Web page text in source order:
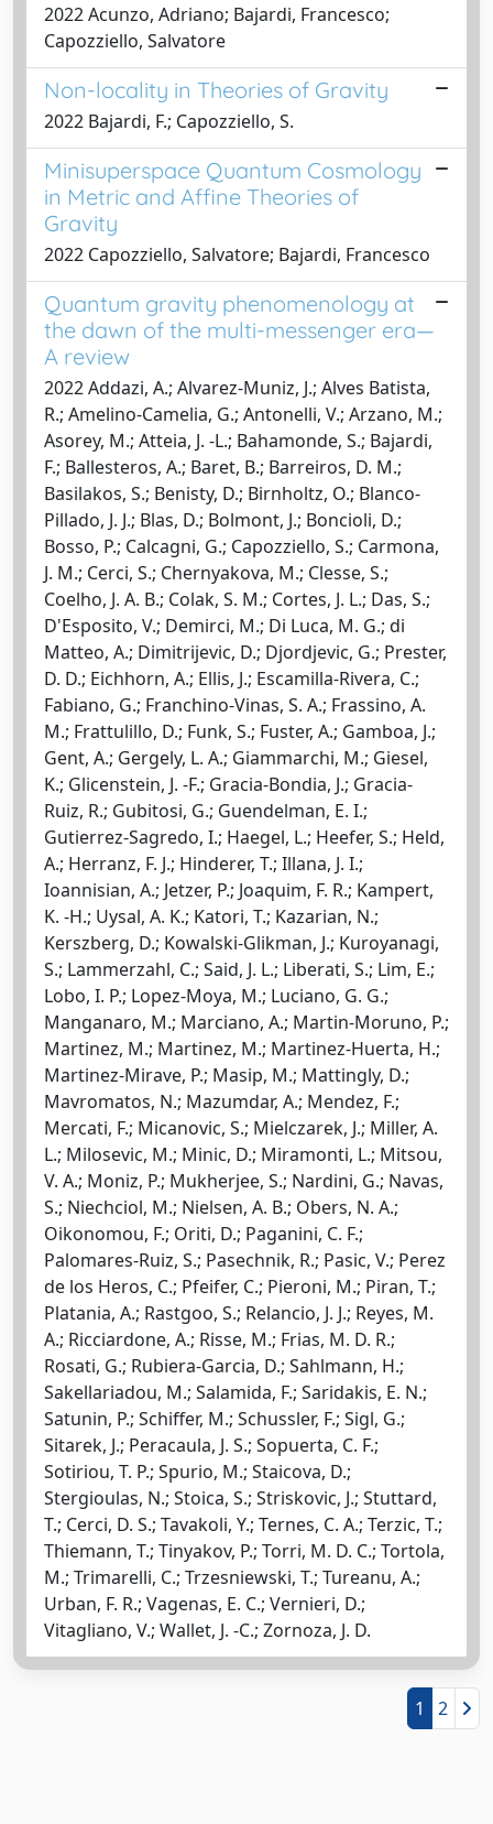
2022 Acunzo, Adriano; Bajardi, Francesco;
Capozziello, Salvatore
Non-locality in Theories of Gravity
2022 Bajardi, F.; Capozziello, S.
Minisuperspace Quantum Cosmology
in Metric and Affine Theories of
Gravity
2022 Capozziello, Salvatore; Bajardi, Francesco
Quantum gravity phenomenology at
the dawn of the multi-messenger era—
A review
2022 Addazi, A.; Alvarez-Muniz, J.; Alves Batista,
R.; Amelino-Camelia, G.; Antonelli, V.; Arzano, M.;
Asorey, M.; Atteia, J. -L.; Bahamonde, S.; Bajardi,
F.; Ballesteros, A.; Baret, B.; Barreiros, D. M.;
Basilakos, S.; Benisty, D.; Birnholtz, O.; Blanco-
Pillado, J. J.; Blas, D.; Bolmont, J.; Boncioli, D.;
Bosso, P.; Calcagni, G.; Capozziello, S.; Carmona,
J. M.; Cerci, S.; Chernyakova, M.; Clesse, S.;
Coelho, J. A. B.; Colak, S. M.; Cortes, J. L.; Das, S.;
D'Esposito, V.; Demirci, M.; Di Luca, M. G.; di
Matteo, A.; Dimitrijevic, D.; Djordjevic, G.; Prester,
D. D.; Eichhorn, A.; Ellis, J.; Escamilla-Rivera, C.;
Fabiano, G.; Franchino-Vinas, S. A.; Frassino, A.
M.; Frattulillo, D.; Funk, S.; Fuster, A.; Gamboa, J.;
Gent, A.; Gergely, L. A.; Giammarchi, M.; Giesel,
K.; Glicenstein, J. -F.; Gracia-Bondia, J.; Gracia-
Ruiz, R.; Gubitosi, G.; Guendelman, E. I.;
Gutierrez-Sagredo, I.; Haegel, L.; Heefer, S.; Held,
A.; Herranz, F. J.; Hinderer, T.; Illana, J. I.;
Ioannisian, A.; Jetzer, P.; Joaquim, F. R.; Kampert,
K. -H.; Uysal, A. K.; Katori, T.; Kazarian, N.;
Kerszberg, D.; Kowalski-Glikman, J.; Kuroyanagi,
S.; Lammerzahl, C.; Said, J. L.; Liberati, S.; Lim, E.;
Lobo, I. P.; Lopez-Moya, M.; Luciano, G. G.;
Manganaro, M.; Marciano, A.; Martin-Moruno, P.;
Martinez, M.; Martinez, M.; Martinez-Huerta, H.;
Martinez-Mirave, P.; Masip, M.; Mattingly, D.;
Mavromatos, N.; Mazumdar, A.; Mendez, F.;
Mercati, F.; Micanovic, S.; Mielczarek, J.; Miller, A.
L.; Milosevic, M.; Minic, D.; Miramonti, L.; Mitsou,
V. A.; Moniz, P.; Mukherjee, S.; Nardini, G.; Navas,
S.; Niechciol, M.; Nielsen, A. B.; Obers, N. A.;
Oikonomou, F.; Oriti, D.; Paganini, C. F.;
Palomares-Ruiz, S.; Pasechnik, R.; Pasic, V.; Perez
de los Heros, C.; Pfeifer, C.; Pieroni, M.; Piran, T.;
Platania, A.; Rastgoo, S.; Relancio, J. J.; Reyes, M.
A.; Ricciardone, A.; Risse, M.; Frias, M. D. R.;
Rosati, G.; Rubiera-Garcia, D.; Sahlmann, H.;
Sakellariadou, M.; Salamida, F.; Saridakis, E. N.;
Satunin, P.; Schiffer, M.; Schussler, F.; Sigl, G.;
Sitarek, J.; Peracaula, J. S.; Sopuerta, C. F.;
Sotiriou, T. P.; Spurio, M.; Staicova, D.;
Stergioulas, N.; Stoica, S.; Striskovic, J.; Stuttard,
T.; Cerci, D. S.; Tavakoli, Y.; Ternes, C. A.; Terzic, T.;
Thiemann, T.; Tinyakov, P.; Torri, M. D. C.; Tortola,
M.; Trimarelli, C.; Trzesniewski, T.; Tureanu, A.;
Urban, F. R.; Vagenas, E. C.; Vernieri, D.;
Vitagliano, V.; Wallet, J. -C.; Zornoza, J. D.
1 2